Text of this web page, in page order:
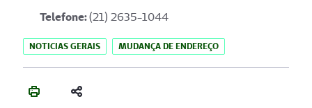
Telefone:(21) 2635-1044
NOTICIAS GERAIS MUDANÇA DE ENDEREÇO